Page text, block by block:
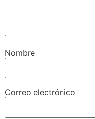
Nombre
Correo electrónico